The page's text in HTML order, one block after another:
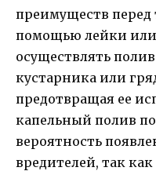
преимуществ
помощью лейки или
осуществлять
кустарника или
предотвращая ее
капельный полив
вероятность
вредителей, так